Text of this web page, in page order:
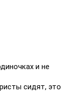
и не
сидят, это